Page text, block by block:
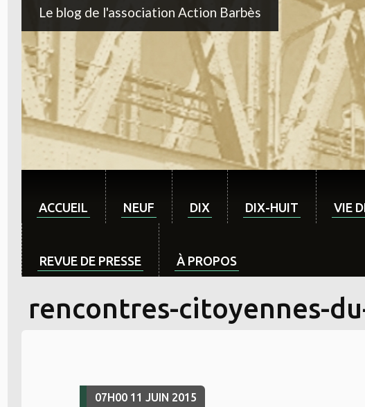
Le blog de l'association Action Barbès
ACCUEIL NEUF DIX DIX-HUIT VIE
REVUE DE PRESSE À PROPOS
rencontres-citoyennes-
07H00 11 JUIN 2015